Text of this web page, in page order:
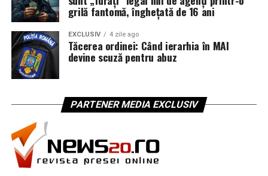
grilă fantomă, înghețată de 16 ani
EXCLUSIV 4 zile ago
Tăcerea ordinei: Când ierarhia în MAI
devine scuză pentru abuz
PARTENER MEDIA EXCLUSIV